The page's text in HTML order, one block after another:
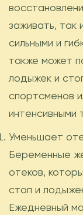
заживать, так
сильными и
также может
лодыжек и
спортсменов
интенсивными
Уменьшает
Беременные
отеков,
стоп и
Ежедневный